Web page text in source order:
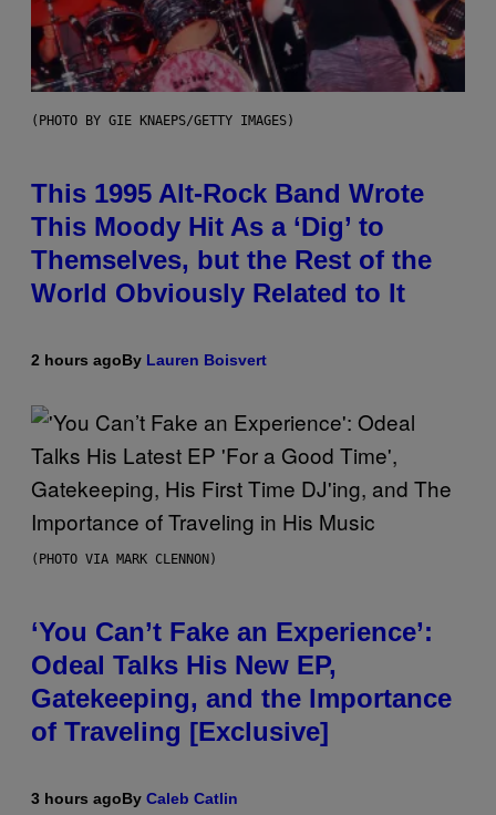
(PHOTO BY GIE KNAEPS/GETTY IMAGES)
This 1995 Alt-Rock Band Wrote
This Moody Hit As a ‘Dig’ to
Themselves, but the Rest of the
World Obviously Related to It
2 hours agoBy Lauren Boisvert
(PHOTO VIA MARK CLENNON)
‘You Can’t Fake an Experience’:
Odeal Talks His New EP,
Gatekeeping, and the Importance
of Traveling [Exclusive]
3 hours agoBy Caleb Catlin